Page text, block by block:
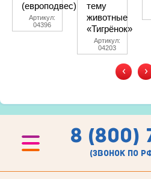
(европодвес)
Артикул:
04396
тему
животные
«Тигрёнок»
Артикул:
04203
‹ ›
8 (800)
(звонок по